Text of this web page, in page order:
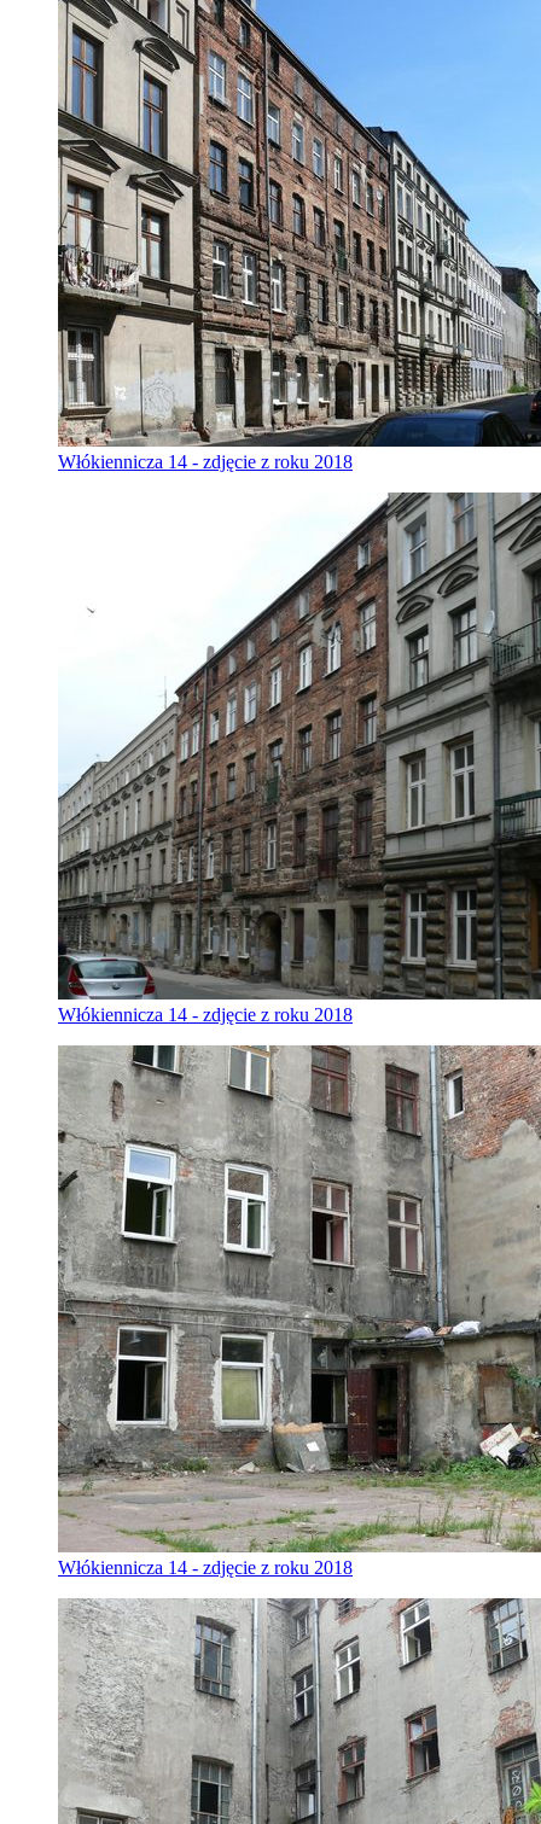
Włókiennicza 14 - zdjęcie z roku 2018
Włókiennicza 14 - zdjęcie z roku 2018
Włókiennicza 14 - zdjęcie z roku 2018